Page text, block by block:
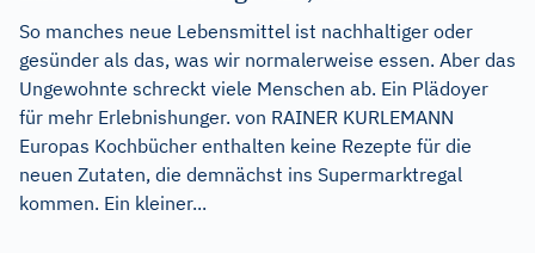
So manches neue Lebensmittel ist nachhaltiger oder
gesünder als das, was wir normalerweise essen. Aber das
Ungewohnte schreckt viele Menschen ab. Ein Plädoyer
für mehr Erlebnishunger. von RAINER KURLEMANN
Europas Kochbücher enthalten keine Rezepte für die
neuen Zutaten, die demnächst ins Supermarktregal
kommen. Ein kleiner...